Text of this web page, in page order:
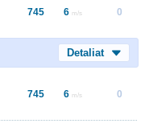
745 6 m/s 0
Detaliat
745 6 m/s 0